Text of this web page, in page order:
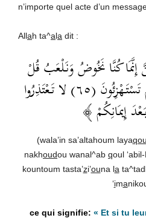
n’importe quel acte d’un
Allah ta^ala dit :
إِنَّمَا كُنَّا نَخُوضُ وَنَلْعَبُ قُلْ
أَبِاللهِ وَآيَاتِهِ وَرَسُولِهِ كُنتُمْ تَسْتَهْزِئُونَ (٦٥) لا تَعْتَذِرُوا
إِيمَانِكُمْ ﴾
(wala’in sa’altahoum layaqou
nakhoudou wanal^ab qoul ‘abil-L
kountoum tasta’zi’ouna la
‘ima
« Et si tu